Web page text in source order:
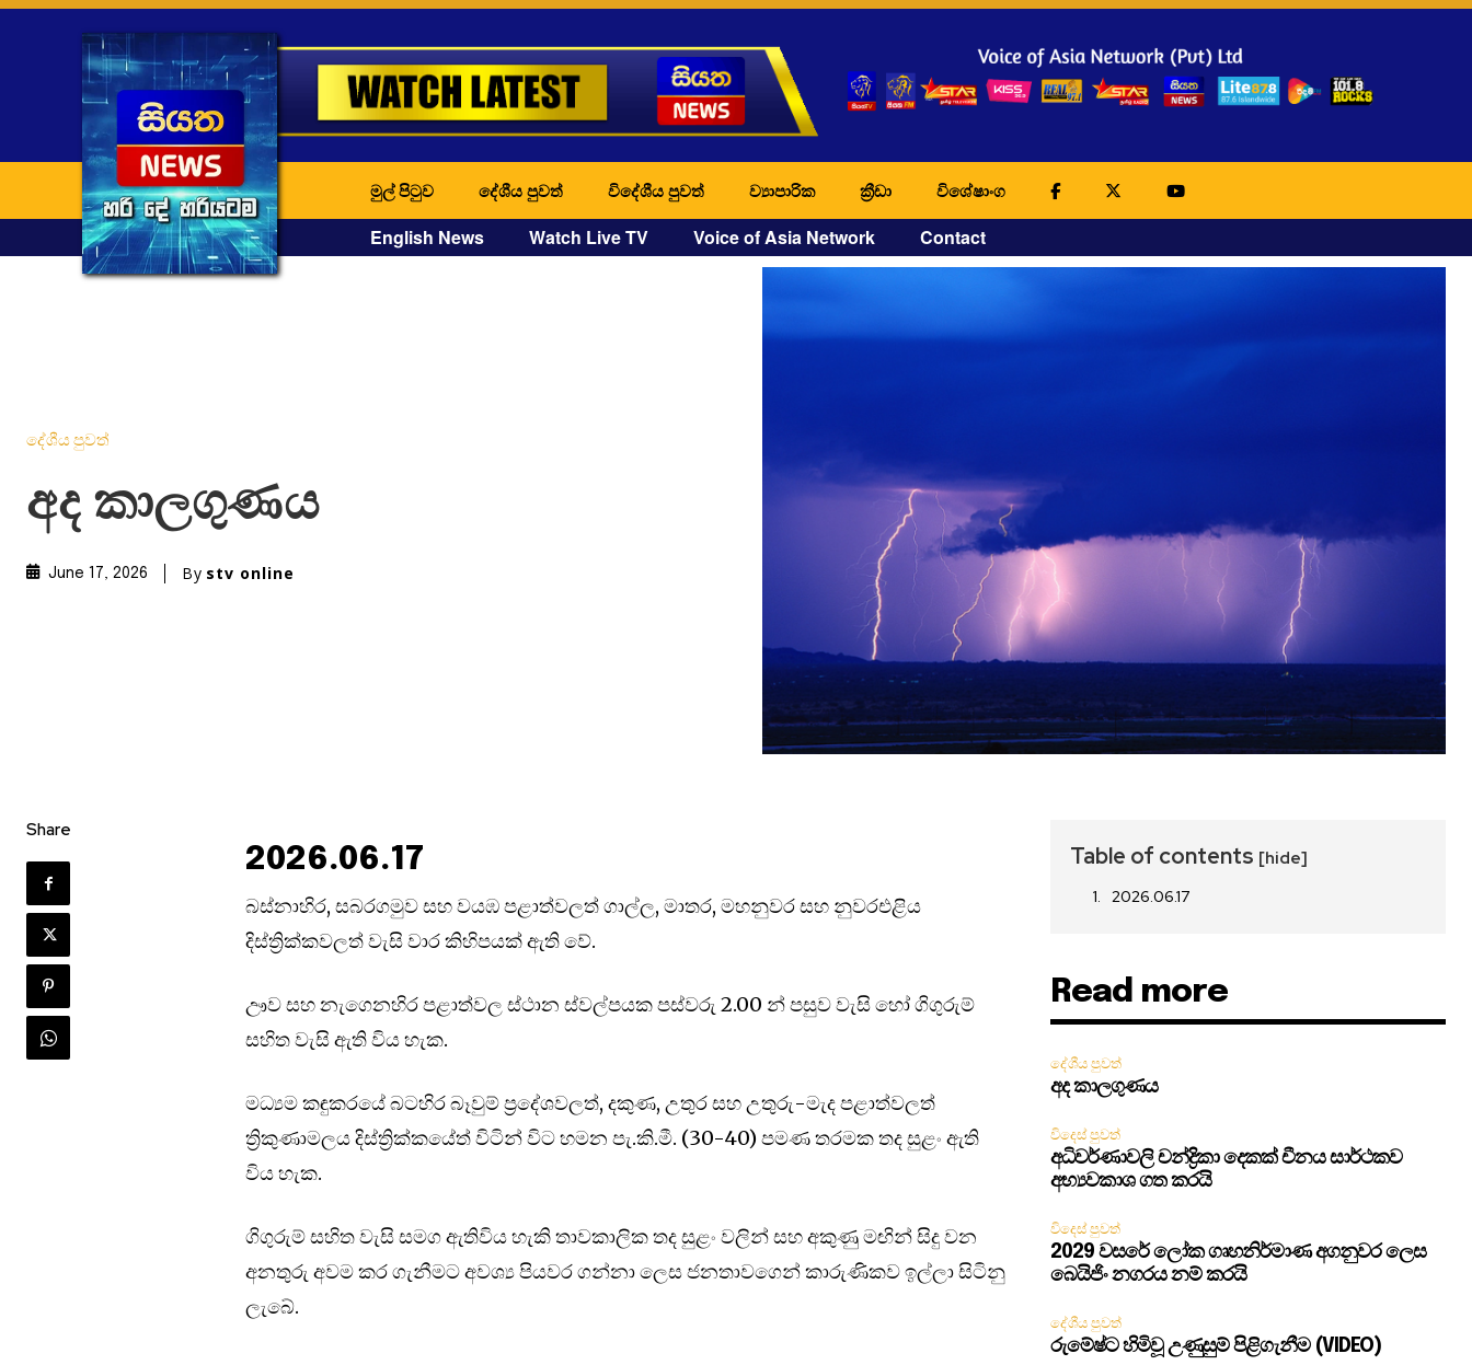
මුල් පිටුව දේශීය පුවත් විදේශීය පුවත් ව්‍යාපාරික ක්‍රීඩා විශේෂාංග
English News Watch Live TV Voice of Asia Network Contact
දේශීය පුවත්
අද කාලගුණය
June 17, 2026 By stv online
Share
2026.06.17
බස්නාහිර, සබරගමුව සහ වයඹ පළාත්වලත් ගාල්ල, මාතර, මහනුවර සහ නුවරඑළිය
දිස්ත්‍රික්කවලත් වැසි වාර කිහිපයක් ඇති වේ.
ඌව සහ නැගෙනහිර පළාත්වල ස්ථාන ස්වල්පයක පස්වරු 2.00 න් පසුව වැසි හෝ ගිගුරුම්
සහිත වැසි ඇති විය හැක.
මධ්‍යම කඳුකරයේ බටහිර බෑවුම් ප්‍රදේශවලත්, දකුණ, උතුර සහ උතුරු-මැද පළාත්වලත්
ත්‍රිකුණාමලය දිස්ත්‍රික්කයේත් විටින් විට හමන පැ.කි.මී. (30-40) පමණ තරමක තද සුළං ඇති
විය හැක.
ගිගුරුම් සහිත වැසි සමග ඇතිවිය හැකි තාවකාලික තද සුළං වලින් සහ අකුණු මඟින් සිදු වන
අනතුරු අවම කර ගැනීමට අවශ්‍ය පියවර ගන්නා ලෙස ජනතාවගෙන් කාරුණිකව ඉල්ලා සිටිනු
ලැබේ.
Table of contents [hide]
2026.06.17
Read more
දේශීය පුවත්
අද කාලගුණය
විදෙස් පුවත්
අධිවර්ණාවලි චන්ද්‍රිකා දෙකක් චීනය සාර්ථකව
අභ්‍යවකාශ ගත කරයි
විදෙස් පුවත්
2029 වසරේ ලෝක ගෘහනිර්මාණ අගනුවර ලෙස
බෙයිජිං නගරය නම් කරයි
දේශීය පුවත්
රුමේෂ්ට හිමිවූ උණුසුම් පිළිගැනීම (VIDEO)